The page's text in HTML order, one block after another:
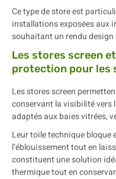
Ce type de store est
installations exposées aux
souhaitant un rendu design
Les stores screen
protection pour les
Les stores screen
conservant la visibilité vers
adaptés aux baies vitrées,
Leur toile technique bloque
l’éblouissement tout en
constituent une solution
thermique tout en